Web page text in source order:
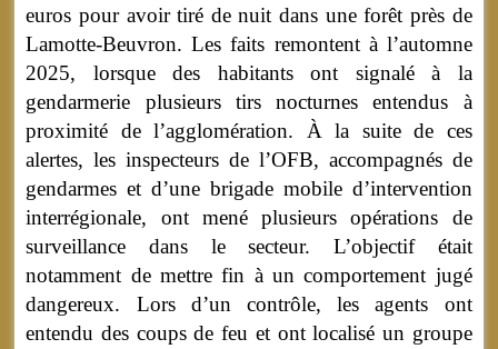
euros pour avoir tiré de nuit dans une forêt près de
Lamotte-Beuvron. Les faits remontent à l’automne
2025, lorsque des habitants ont signalé à la
gendarmerie plusieurs tirs nocturnes entendus à
proximité de l’agglomération. À la suite de ces
alertes, les inspecteurs de l’OFB, accompagnés de
gendarmes et d’une brigade mobile d’intervention
interrégionale, ont mené plusieurs opérations de
surveillance dans le secteur. L’objectif était
notamment de mettre fin à un comportement jugé
dangereux. Lors d’un contrôle, les agents ont
entendu des coups de feu et ont localisé un groupe